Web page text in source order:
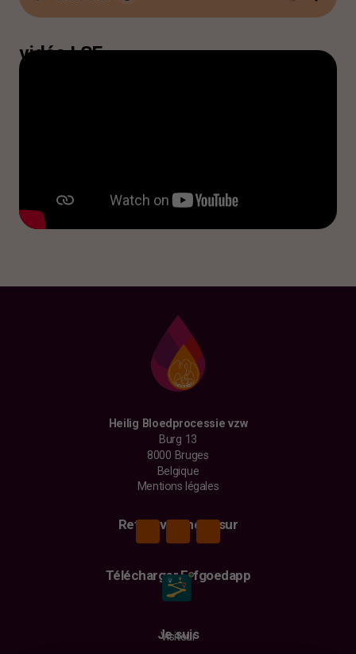
vidéo LSF
Heilig Bloedprocessie vzw
Burg 13
8000 Bruges
Belgique
Mentions légales
Retrouvez-nous sur
Télécharger Erfgoedapp
Je suis
Visiteur